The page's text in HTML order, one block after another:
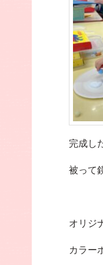
完成し
被って
オリジ
カラー